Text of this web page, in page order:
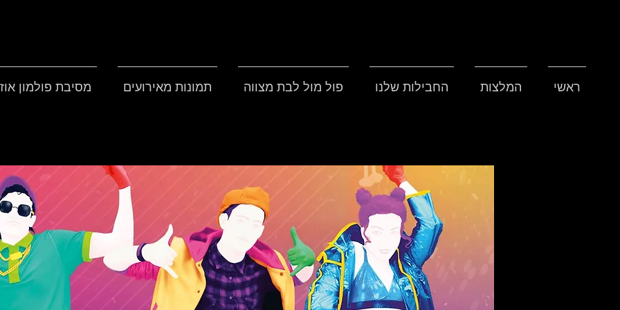
ראשי המלצות החבילות שלנו פול מול לבת מצווה תמונות מאירועים מסיבת פולמון